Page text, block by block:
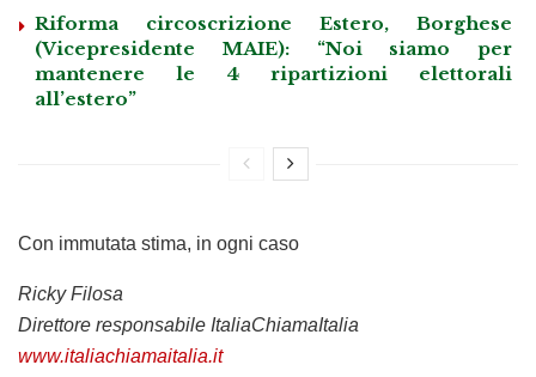
Riforma circoscrizione Estero, Borghese
(Vicepresidente MAIE): “Noi siamo per
mantenere le 4 ripartizioni elettorali
all’estero”
Con immutata stima, in ogni caso
Ricky Filosa
Direttore responsabile ItaliaChiamaItalia
www.italiachiamaitalia.it